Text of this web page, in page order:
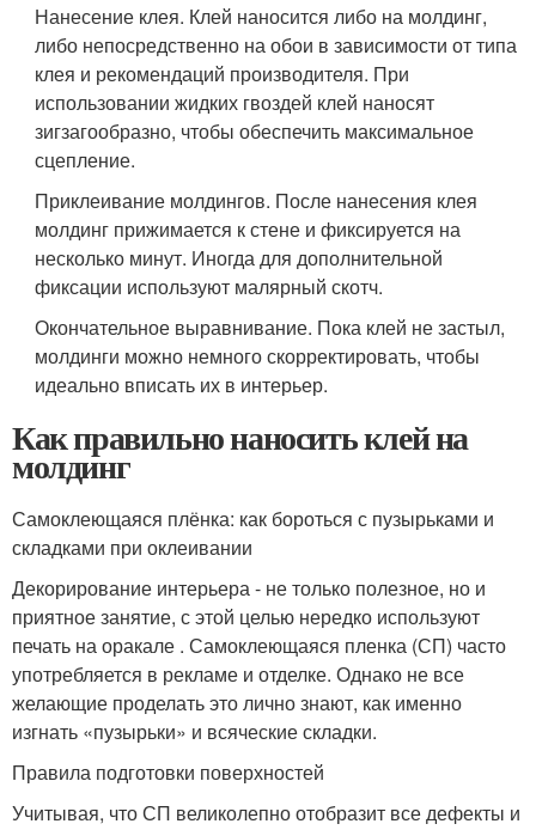
Нанесение клея. Клей наносится либо на молдинг,
либо непосредственно на обои в зависимости от типа
клея и рекомендаций производителя. При
использовании жидких гвоздей клей наносят
зигзагообразно, чтобы обеспечить максимальное
сцепление.
Приклеивание молдингов. После нанесения клея
молдинг прижимается к стене и фиксируется на
несколько минут. Иногда для дополнительной
фиксации используют малярный скотч.
Окончательное выравнивание. Пока клей не застыл,
молдинги можно немного скорректировать, чтобы
идеально вписать их в интерьер.
Как правильно наносить клей на
молдинг
Самоклеющаяся плёнка: как бороться с пузырьками и
складками при оклеивании
Декорирование интерьера - не только полезное, но и
приятное занятие, с этой целью нередко используют
печать на оракале . Самоклеющаяся пленка (СП) часто
употребляется в рекламе и отделке. Однако не все
желающие проделать это лично знают, как именно
изгнать «пузырьки» и всяческие складки.
Правила подготовки поверхностей
Учитывая, что СП великолепно отобразит все дефекты и